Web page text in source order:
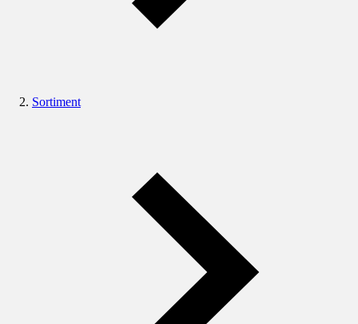
Sortiment